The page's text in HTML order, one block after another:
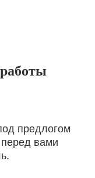
предлогом
перед вами